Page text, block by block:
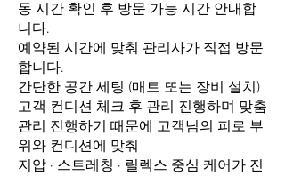
동 시간 확인 후 방문 가능 시간 안내합
니다.
예약된 시간에 맞춰 관리사가 직접 방문
합니다.
간단한 공간 세팅 (매트 또는 장비 설치)
고객 컨디션 체크 후 관리 진행하며 맞춤
관리 진행하기 때문에 고객님의 피로 부
위와 컨디션에 맞춰
지압 · 스트레칭 · 릴렉스 중심 케어가 진